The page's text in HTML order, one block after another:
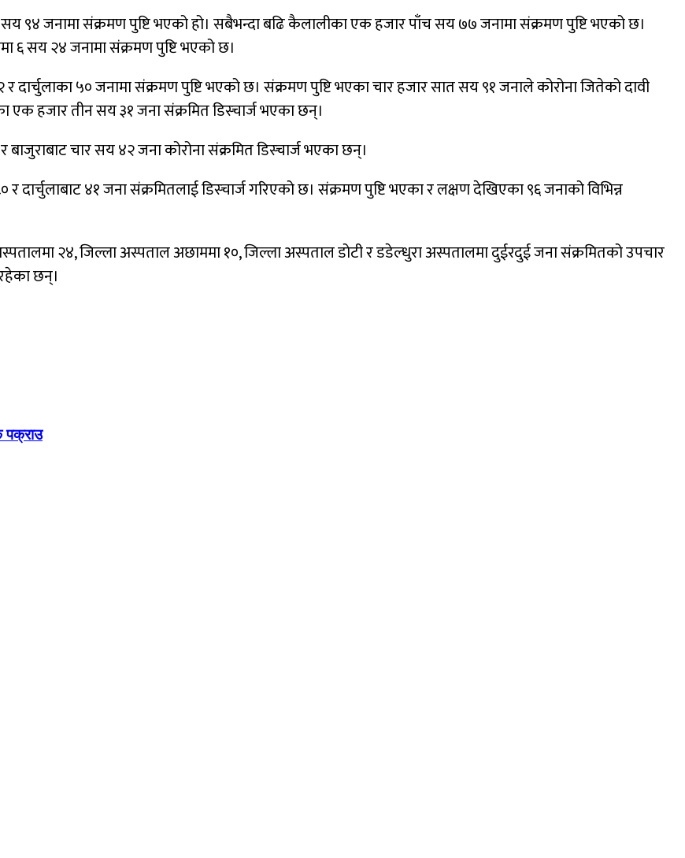
९४ जनामा संक्रमण पुष्टि भएको हो। सबैभन्दा बढि कैलालीका एक हजार पाँच सय ७७ जनामा संक्रमण पुष्टि भएको छ।
६ सय २४ जनामा संक्रमण पुष्टि भएको छ।
५० जनामा संक्रमण पुष्टि भएको छ। संक्रमण पुष्टि भएका चार हजार सात सय ९१ जनाले कोरोना जितेको दावी
एक हजार तीन सय ३१ जना संक्रमित डिस्चार्ज भएका छन्।
चार सय ४२ जना कोरोना संक्रमित डिस्चार्ज भएका छन्।
४१ जना संक्रमितलाई डिस्चार्ज गरिएको छ। संक्रमण पुष्टि भएका र लक्षण देखिएका ९६ जनाको विभिन्न
२४, जिल्ला अस्पताल अछाममा १०, जिल्ला अस्पताल डोटी र डडेल्धुरा अस्पतालमा दुईरदुई जना संक्रमितको उपचार
छन्।
पक्राउ